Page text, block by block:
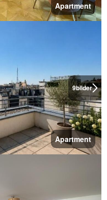
Apartment
9bilder
Apartment